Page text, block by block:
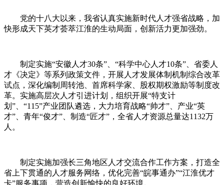
党的十八大以来，我省认真实施新时代人才强省战略，加
快形成天下英才荟萃江淮的生动局面，创新活力更加强劲。
制定实施“安徽人才30条” “科学中心人才10条” 、省委人
才《决定》等系列政策文件，开展人才发展体制机制综合改革
试点，深化编制周转池、首席科学家、股权期权激励等制度改
革。实施高层次人才引进计划，组织开展“特支计
划 ” “115”产业团队遴选，大力培育战略“帅才” 、产业“英
才” 、青年“俊才” 、制造“匠才” ，全省人才资源总量达1132万
人。
制定实施加强长三角地区人才交流合作工作方案，打造全
省上下贯通的人才服务网络，优化完善“皖事通办”“江淮优才
卡”服务事项，营造创新愉快的良好环境。